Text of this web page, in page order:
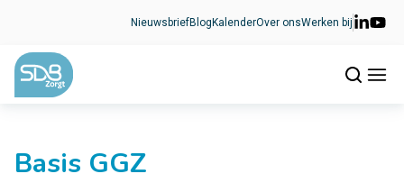
NieuwsbriefBlog KalenderOver onsWerken bij
Basis GGZ